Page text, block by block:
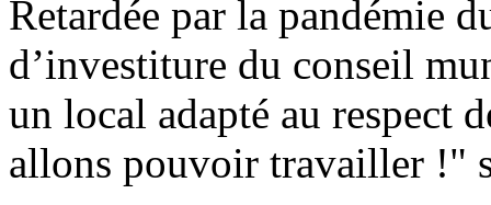
Retardée par la pandémie
d’investiture du conseil
un local adapté au respect
allons pouvoir travailler !"